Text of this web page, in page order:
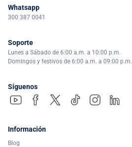
Whatsapp
300 387 0041
Soporte
Lunes a Sábado de 6:00 a.m. a 10:00 p.m.
Domingos y festivos de 6:00 a.m. a 09:00 p.m.
Síguenos
Información
Blog